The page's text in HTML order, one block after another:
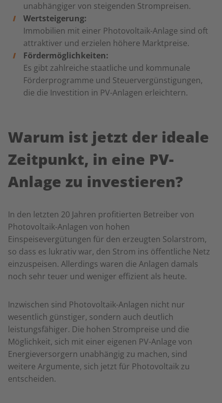
unabhängiger von steigenden Strompreisen.
Wertsteigerung:
Immobilien mit einer Photovoltaik-Anlage sind oft
attraktiver und erzielen höhere Marktpreise.
Fördermöglichkeiten:
Es gibt zahlreiche staatliche und kommunale
Förderprogramme und Steuervergünstigungen,
die die Investition in PV-Anlagen erleichtern.
Warum ist jetzt der ideale
Zeitpunkt, in eine PV-
Anlage zu investieren?
In den letzten 20 Jahren profitierten Betreiber von
Photovoltaik-Anlagen von hohen
Einspeisevergütungen für den erzeugten Solarstrom,
so dass es lukrativ war, den Strom ins öffentliche Netz
einzuspeisen. Allerdings waren die Anlagen damals
noch sehr teuer und weniger effizient als heute.
Inzwischen sind Photovoltaik-Anlagen nicht nur
wesentlich günstiger, sondern auch deutlich
leistungsfähiger. Die hohen Strompreise und die
Möglichkeit, sich mit einer eigenen PV-Anlage von
Energieversorgern unabhängig zu machen, sind
weitere Argumente, sich jetzt für Photovoltaik zu
entscheiden.